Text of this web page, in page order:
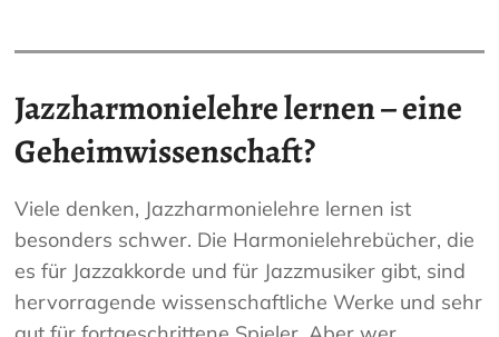
Jazzharmonielehre lernen – eine
Geheimwissenschaft?
Viele denken, Jazzharmonielehre lernen ist
besonders schwer. Die Harmonielehrebücher, die
es für Jazzakkorde und für Jazzmusiker gibt, sind
hervorragende wissenschaftliche Werke und sehr